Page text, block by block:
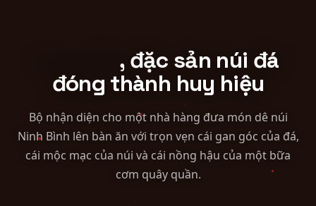
Báo cáo thường niên
Công bố sản phẩm
Mã số mã vạch
Thành lập doanh nghiệp
, đặc sản núi đá
đóng thành huy hiệu
Bộ nhận diện cho một nhà hàng đưa món dê núi
Ninh Bình lên bàn ăn với trọn vẹn cái gan góc của đá,
cái mộc mạc của núi và cái nồng hậu của một bữa
cơm quây quần.